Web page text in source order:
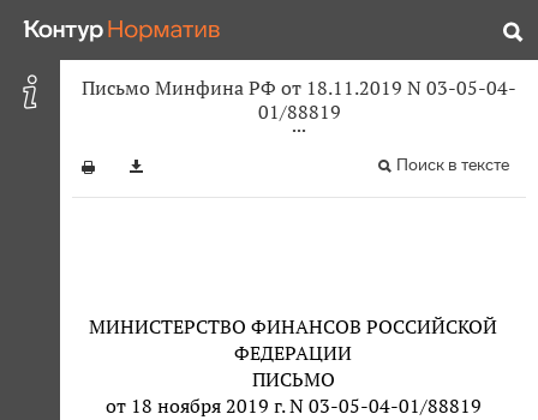
Письмо Минфина РФ от 18.11.2019 N 03-05-04-
01/88819
Поиск в тексте
МИНИСТЕРСТВО ФИНАНСОВ РОССИЙСКОЙ
ФЕДЕРАЦИИ
ПИСЬМО
от 18 ноября 2019 г. N 03-05-04-01/88819